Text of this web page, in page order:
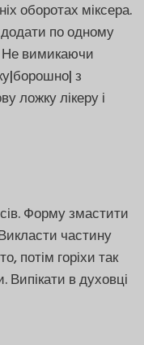
оборотах міксера.
по одному
Не вимикаючи
з
ложку лікеру і
Форму змастити
частину
потім горіхи так
Випікати в духовці